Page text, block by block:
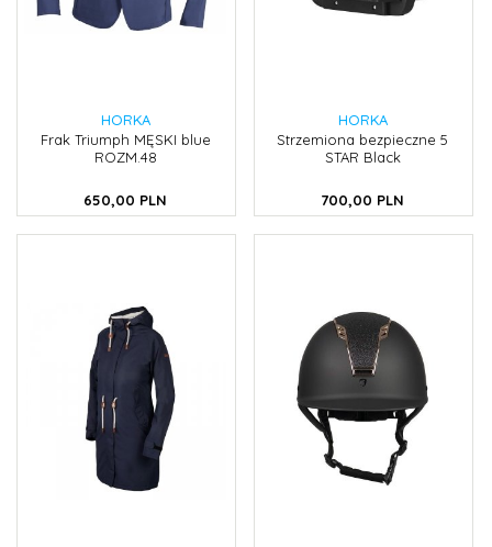
HORKA
Frak Triumph MĘSKI blue
ROZM.48
650,00 PLN
HORKA
Strzemiona bezpieczne 5
STAR Black
700,00 PLN